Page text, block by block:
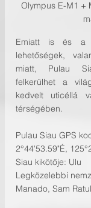
Olympus E-M1 +
Emiatt is és a
lehetőségek,
miatt, Pulau
felkerülhet a
kedvelt uticéllá
térségében.
Pulau Siau GPS
2°44'53.59"É,
Siau kikötője: Ulu
Legközelebbi
Manado, Sam